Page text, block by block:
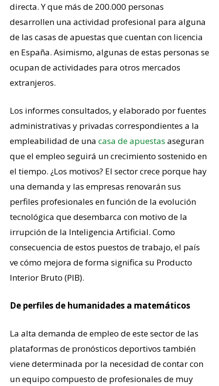
directa. Y que más de 200.000 personas
desarrollen una actividad profesional para alguna
de las casas de apuestas que cuentan con licencia
en España. Asimismo, algunas de estas personas se
ocupan de actividades para otros mercados
extranjeros.
Los informes consultados, y elaborado por fuentes
administrativas y privadas correspondientes a la
empleabilidad de una casa de apuestas aseguran
que el empleo seguirá un crecimiento sostenido en
el tiempo. ¿Los motivos? El sector crece porque hay
una demanda y las empresas renovarán sus
perfiles profesionales en función de la evolución
tecnológica que desembarca con motivo de la
irrupción de la Inteligencia Artificial. Como
consecuencia de estos puestos de trabajo, el país
ve cómo mejora de forma significa su Producto
Interior Bruto (PIB).
De perfiles de humanidades a matemáticos
La alta demanda de empleo de este sector de las
plataformas de pronósticos deportivos también
viene determinada por la necesidad de contar con
un equipo compuesto de profesionales de muy